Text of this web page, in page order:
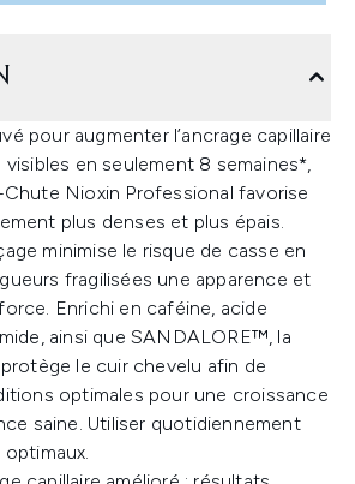
pour augmenter l’ancrage capillaire
en seulement 8 semaines*,
Nioxin Professional favorise
plus denses et plus épais.
minimise le risque de casse en
fragilisées une apparence et
Enrichi en caféine, acide
ainsi que SANDALORE™, la
le cuir chevelu afin de
optimales pour une croissance
saine. Utiliser quotidiennement